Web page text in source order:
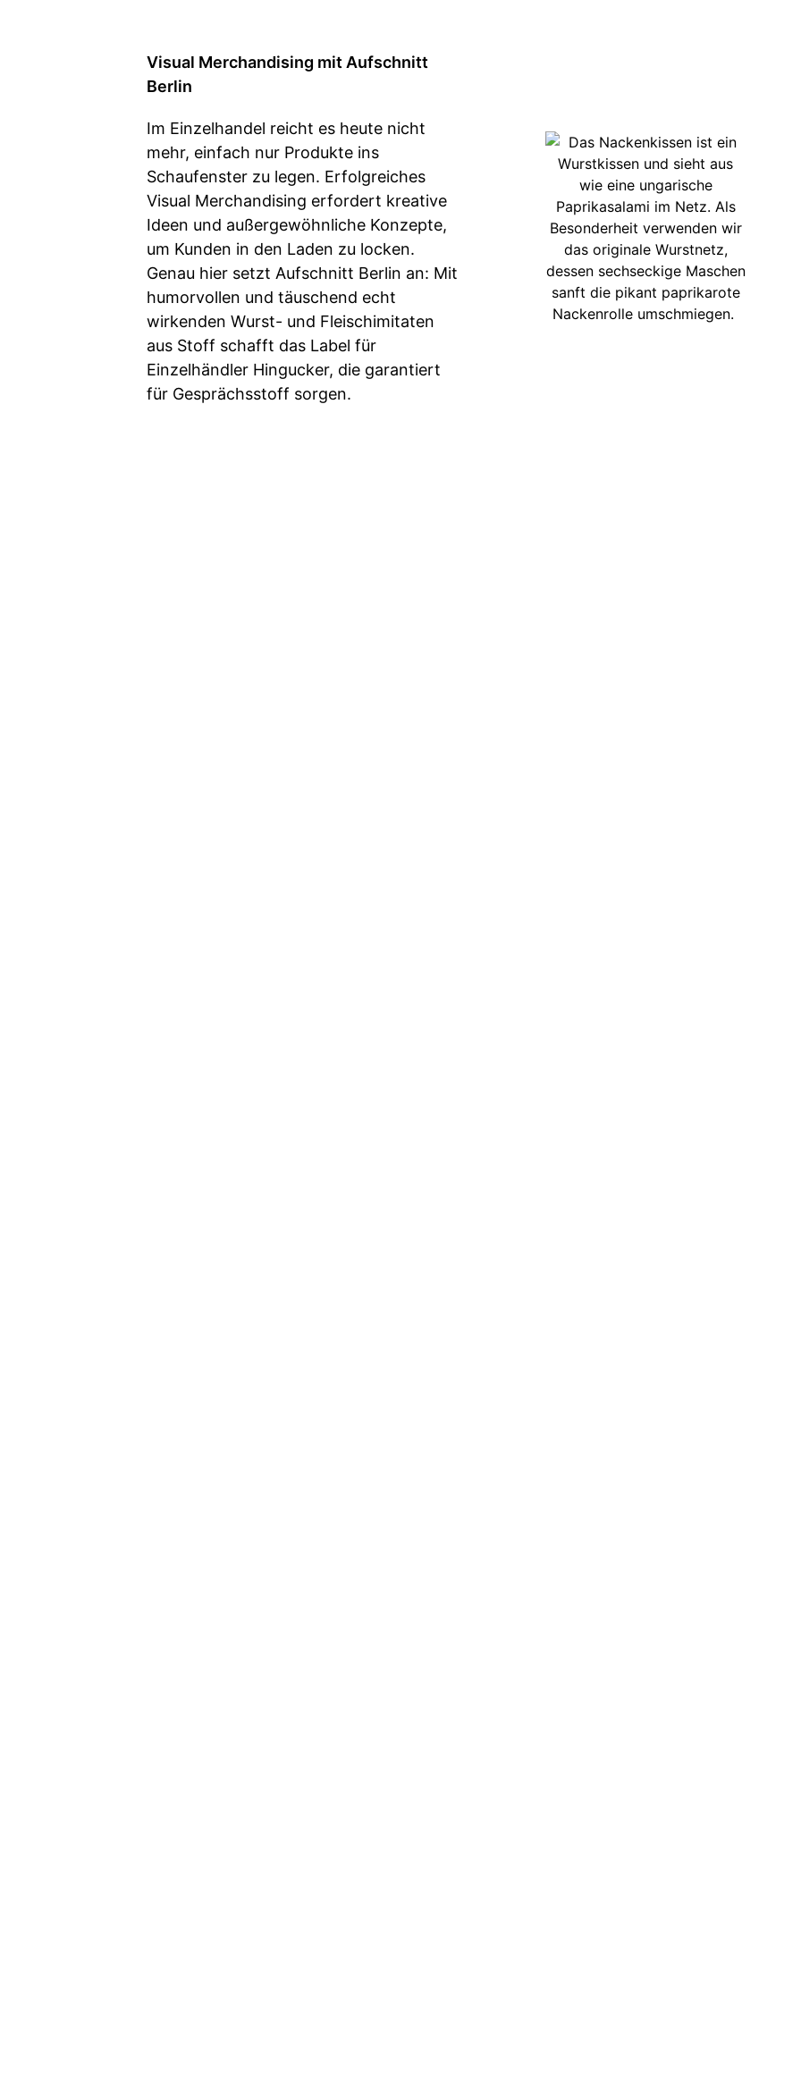
Visual Merchandising mit Aufschnitt
Berlin
Im Einzelhandel reicht es heute nicht
mehr, einfach nur Produkte ins
Schaufenster zu legen. Erfolgreiches
Visual Merchandising erfordert kreative
Ideen und außergewöhnliche Konzepte,
um Kunden in den Laden zu locken.
Genau hier setzt Aufschnitt Berlin an: Mit
humorvollen und täuschend echt
wirkenden Wurst- und Fleischimitaten
aus Stoff schafft das Label für
Einzelhändler Hingucker, die garantiert
für Gesprächsstoff sorgen.